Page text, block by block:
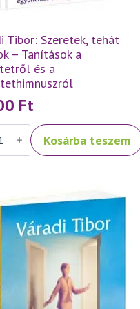
Tibor: Szeretek, tehát
– Tanítások a
és a
Ft
Kosárba teszem